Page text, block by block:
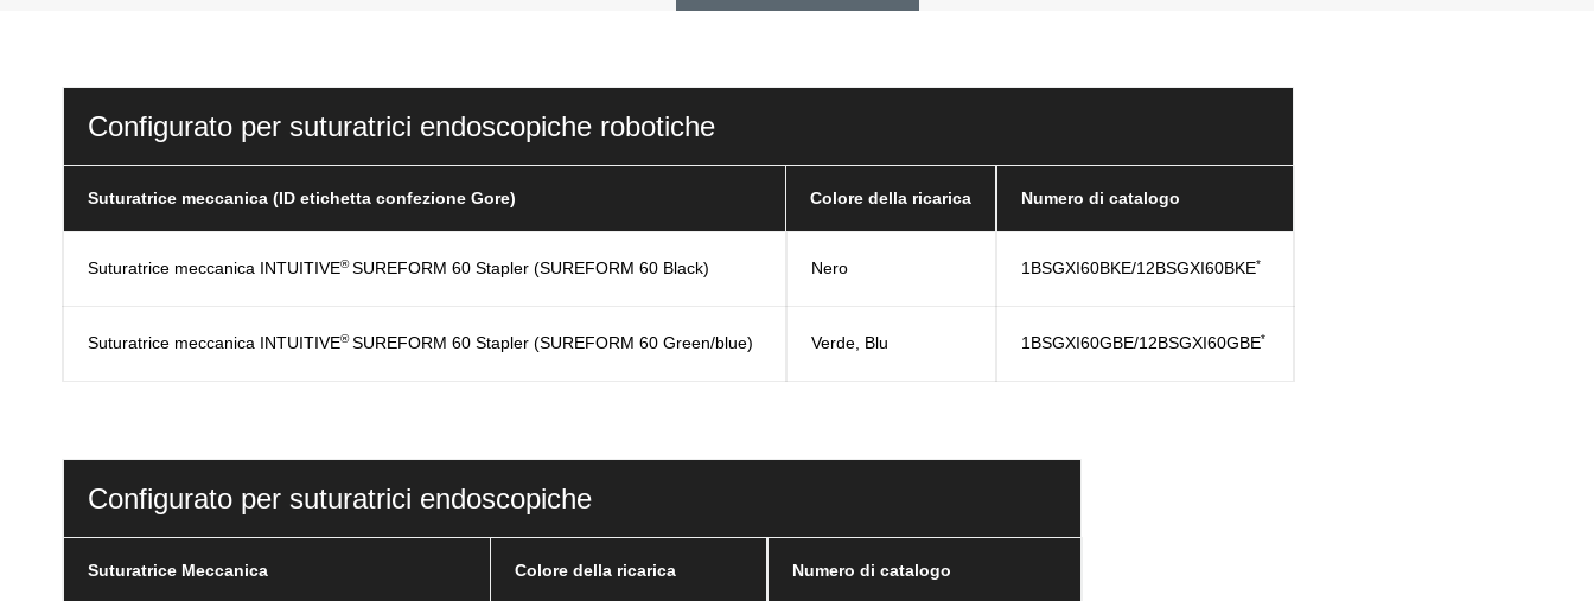
Configurato per suturatrici endoscopiche robotiche
Suturatrice meccanica (ID etichetta confezione Gore) Colore della ricarica Numero di catalogo
Suturatrice meccanica INTUITIVE®SUREFORM 60 Stapler (SUREFORM 60 Black) Nero 1BSGXI60BKE/12BSGXI60BKE*
Suturatrice meccanica INTUITIVE®SUREFORM 60 Stapler (SUREFORM 60 Green/blue) Verde, Blu 1BSGXI60GBE/12BSGXI60GBE*
Configurato per suturatrici endoscopiche
Suturatrice Meccanica Colore della ricarica Numero di catalogo